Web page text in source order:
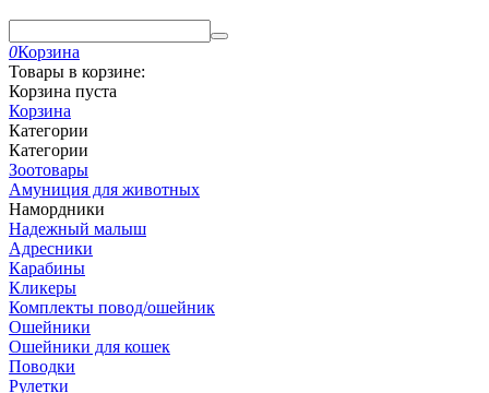
0Корзина
Товары в корзине:
Корзина пуста
Корзина
Категории
Категории
Зоотовары
Амуниция для животных
Намордники
Надежный малыш
Адресники
Карабины
Кликеры
Комплекты повод/ошейник
Ошейники
Ошейники для кошек
Поводки
Рулетки